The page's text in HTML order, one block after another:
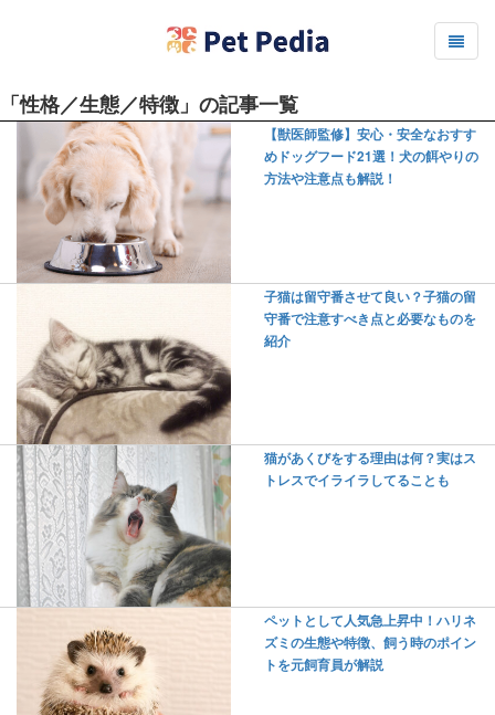
「性格／生態／特徴」の記事一覧
【獣医師監修】安心・安全なおすす
めドッグフード21選！犬の餌やりの
方法や注意点も解説！
子猫は留守番させて良い？子猫の留
守番で注意すべき点と必要なものを
紹介
猫があくびをする理由は何？実はス
トレスでイライラしてることも
ペットとして人気急上昇中！ハリネ
ズミの生態や特徴、飼う時のポイン
トを元飼育員が解説